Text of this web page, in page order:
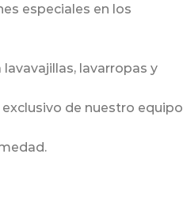
especiales en los
lavarropas y
de nuestro equipo